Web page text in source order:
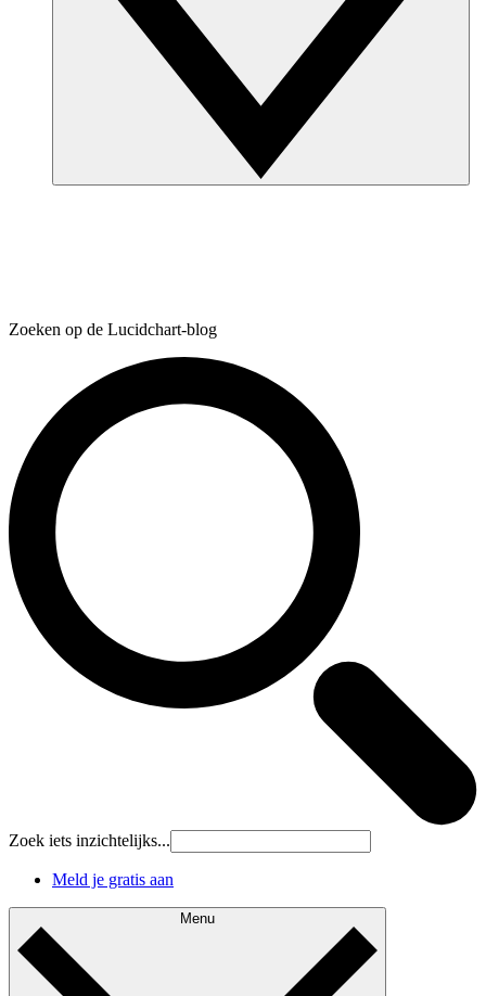
Zoeken op de Lucidchart-blog
Zoek iets inzichtelijks...
Meld je gratis aan
Menu